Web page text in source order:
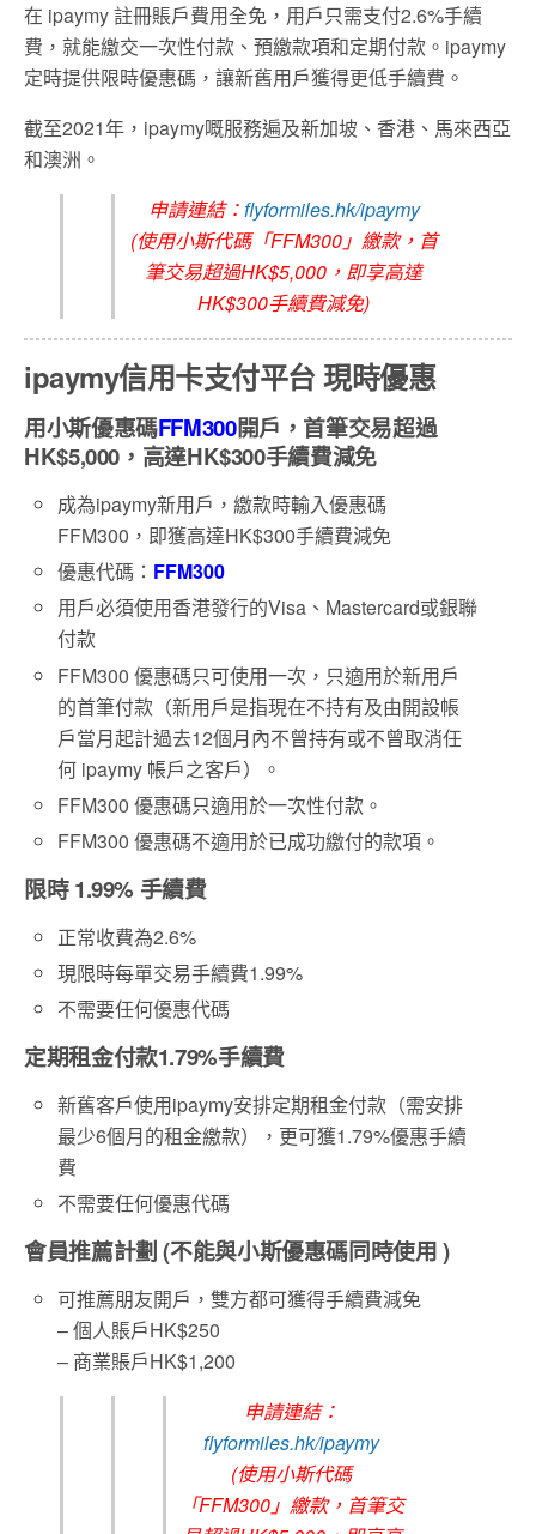
在 ipaymy 註冊賬戶費用全免，用戶只需支付2.6%手續
費，就能繳交一次性付款、預繳款項和定期付款。ipaymy
定時提供限時優惠碼，讓新舊用戶獲得更低手續費。
截至2021年，ipaymy嘅服務遍及新加坡、香港、馬來西亞
和澳洲。
申請連結：flyformiles.hk/ipaymy
(使用小斯代碼「FFM300」繳款，首
筆交易超過HK$5,000，即享高達
HK$300手續費減免)
ipaymy信用卡支付平台 現時優惠
用小斯優惠碼FFM300開戶，首筆交易超過
HK$5,000，高達HK$300手續費減免
成為ipaymy新用戶，繳款時輸入優惠碼
FFM300，即獲高達HK$300手續費減免
優惠代碼： FFM300
用戶必須使用香港發行的Visa、Mastercard或銀聯
付款
FFM300 優惠碼只可使用一次，只適用於新用戶
的首筆付款（新用戶是指現在不持有及由開設帳
戶當月起計過去12個月內不曾持有或不曾取消任
何 ipaymy 帳戶之客戶）。
FFM300 優惠碼只適用於一次性付款。
FFM300 優惠碼不適用於已成功繳付的款項。
限時 1.99% 手續費
正常收費為2.6%
現限時每單交易手續費1.99%
不需要任何優惠代碼
定期租金付款1.79%手續費
新舊客戶使用ipaymy安排定期租金付款（需安排
最少6個月的租金繳款），更可獲1.79%優惠手續
費
不需要任何優惠代碼
會員推薦計劃 (不能與小斯優惠碼同時使用 )
可推薦朋友開戶，雙方都可獲得手續費減免
– 個人賬戶HK$250
– 商業賬戶HK$1,200
申請連結：
flyformiles.hk/ipaymy
(使用小斯代碼
「FFM300」繳款，首筆交